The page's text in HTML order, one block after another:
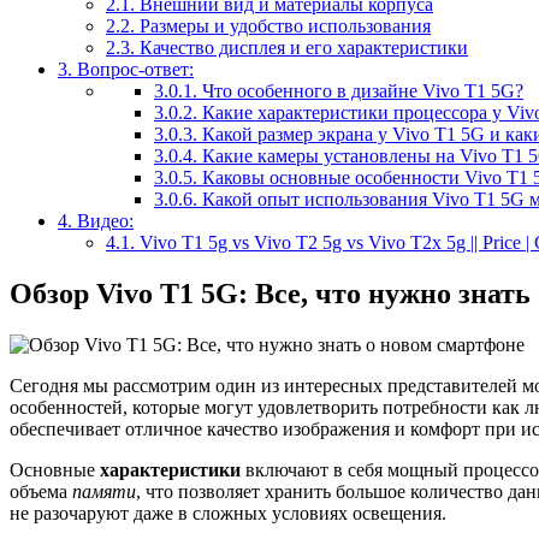
2.2. Размеры и удобство использования
2.3. Качество дисплея и его характеристики
3. Вопрос-ответ:
3.0.1. Что особенного в дизайне Vivo T1 5G?
3.0.2. Какие характеристики процессора у
3.0.3. Какой размер экрана у Vivo T1 5G и
3.0.4. Какие камеры установлены на Vivo T1
3.0.5. Каковы основные особенности Vivo T1
3.0.6. Какой опыт использования Vivo T1 5G
4. Видео:
4.1. Vivo T1 5g vs Vivo T2 5g vs Vivo T2x 5g || Price |
Обзор Vivo T1 5G: Все, что нужно
Сегодня мы рассмотрим один из интересных
особенностей, которые могут удовлетворить потребности
обеспечивает отличное качество изображения и комфорт при
Основные характеристики включают в себя мощный
объема памяти, что позволяет хранить большое количество
не разочаруют даже в сложных условиях освещения.